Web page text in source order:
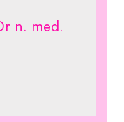
n. med.